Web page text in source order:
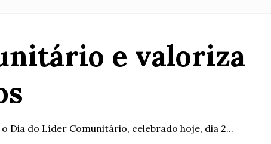
e valoriza
Dia do Líder Comunitário, celebrado hoje, dia 2...